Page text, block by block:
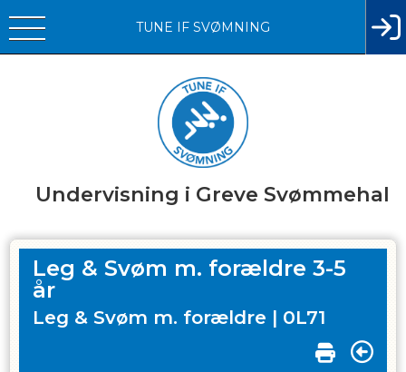
Undervisning i Greve Svømmehal
TUNE IF SVØMNING
Leg & Svøm m. forældre 3-5
år
Leg & Svøm m. forældre | 0L71